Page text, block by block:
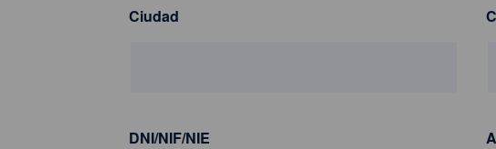
Ciudad
DNI/NIF/NIE